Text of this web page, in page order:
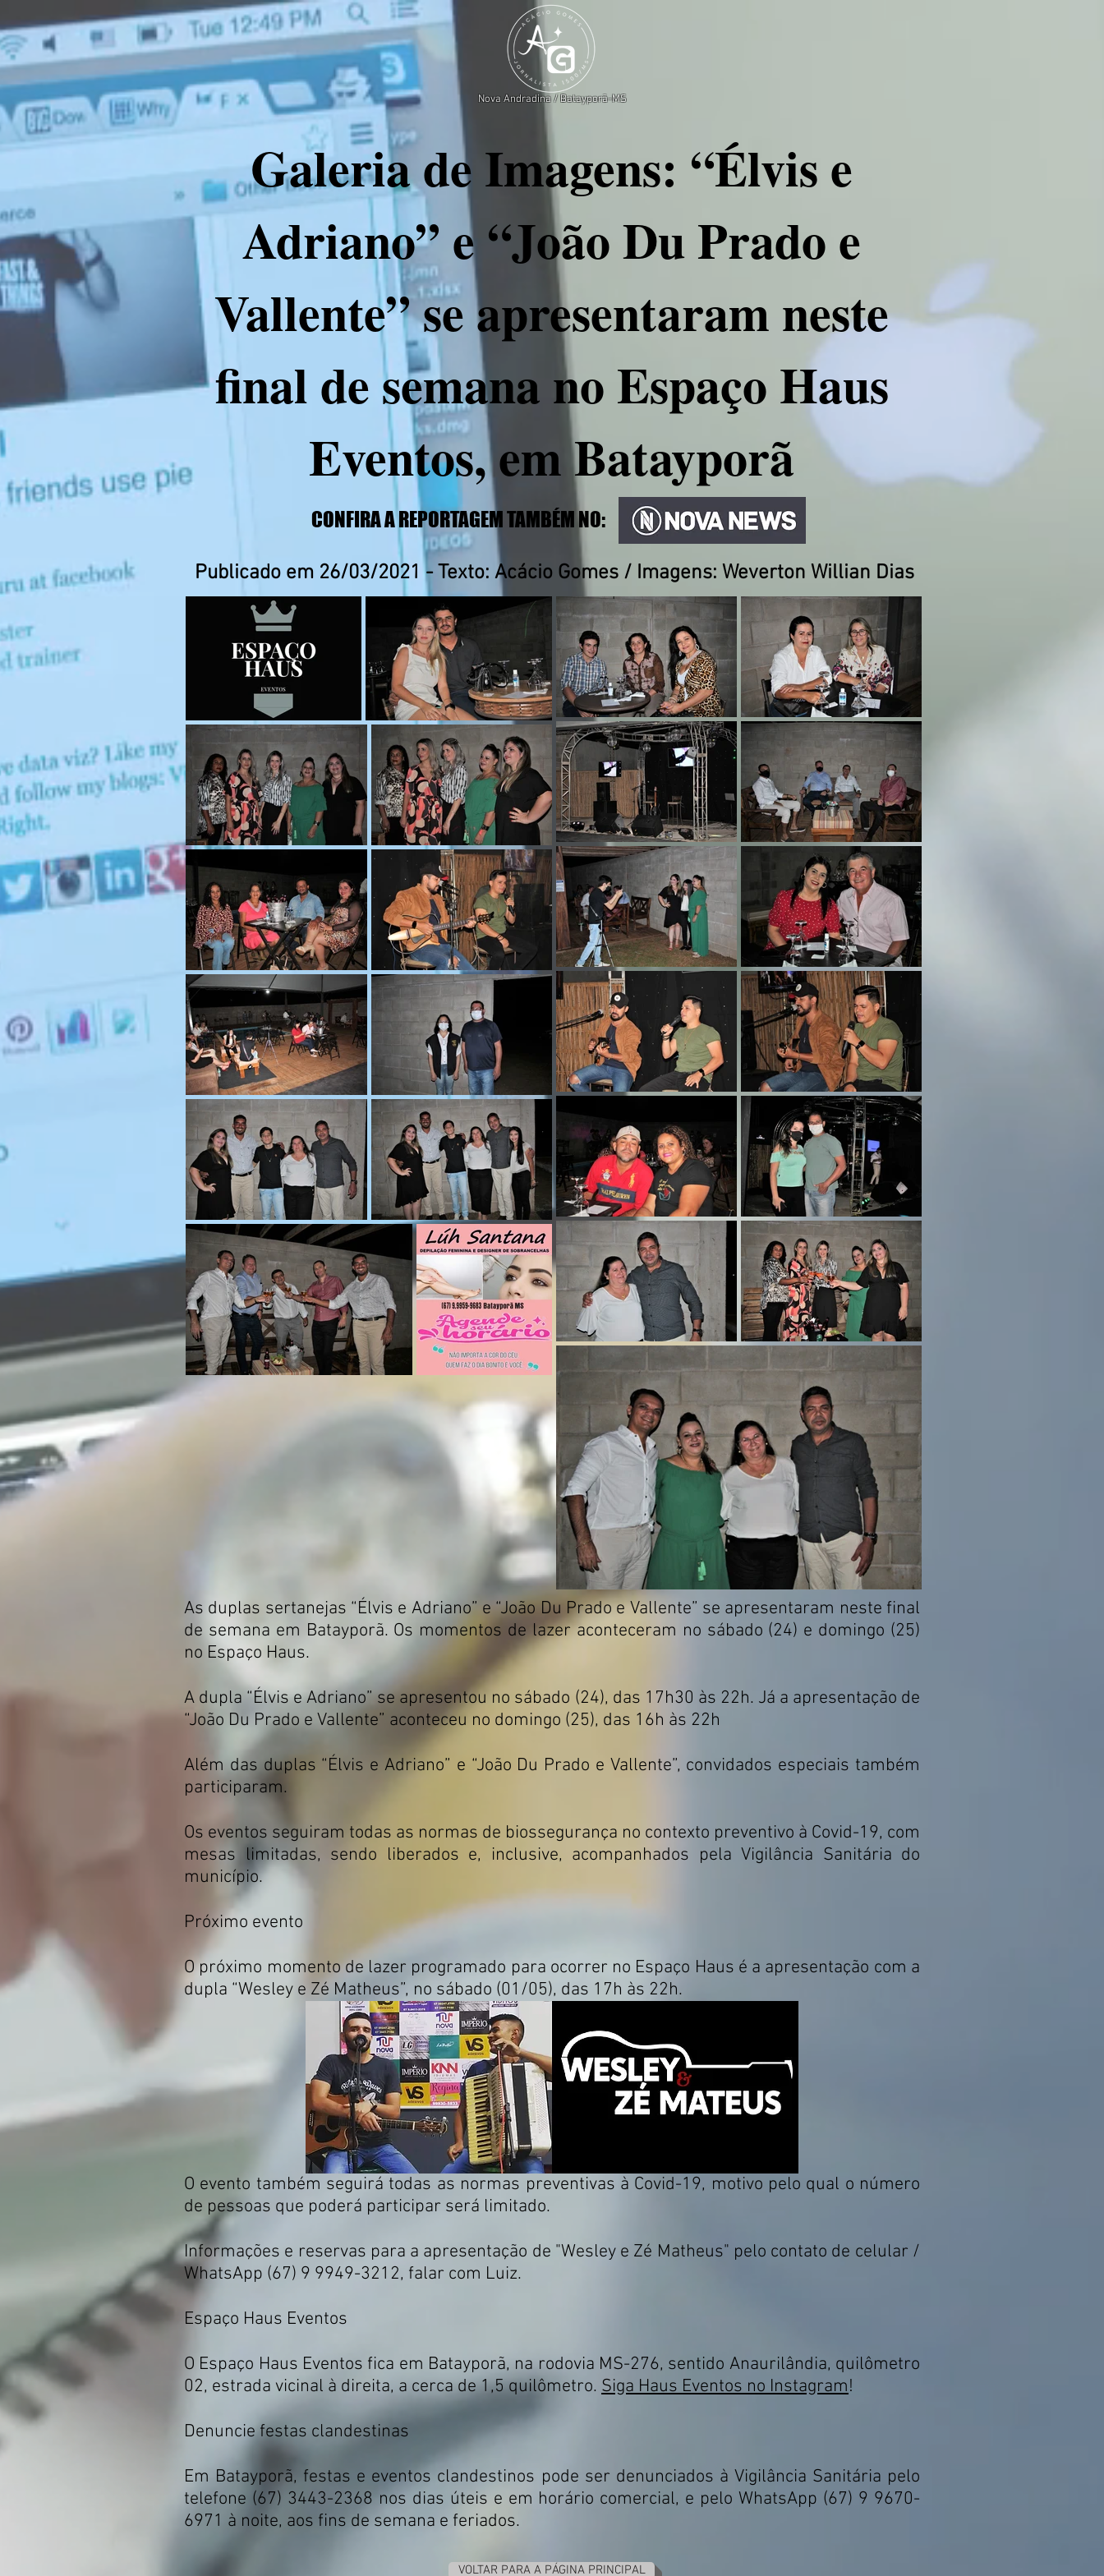
Nova Andradina / Batayporã-MS
Galeria de Imagens: “Élvis e
Adriano” e “João Du Prado e
Vallente” se apresentaram neste
final de semana no Espaço Haus
Eventos, em Batayporã
CONFIRA A REPORTAGEM TAMBÉM NO:
Publicado em 26/03/2021 - Texto: Acácio Gomes / Imagens: Weverton Willian Dias
As duplas sertanejas “Élvis e Adriano” e “João Du Prado e Vallente” se apresentaram neste final
de semana em Batayporã. Os momentos de lazer aconteceram no sábado (24) e domingo (25)
no Espaço Haus.
A dupla “Élvis e Adriano” se apresentou no sábado (24), das 17h30 às 22h. Já a apresentação de
“João Du Prado e Vallente” aconteceu no domingo (25), das 16h às 22h
Além das duplas “Élvis e Adriano” e “João Du Prado e Vallente”, convidados especiais também
participaram.
Os eventos seguiram todas as normas de biossegurança no contexto preventivo à Covid-19, com
mesas limitadas, sendo liberados e, inclusive, acompanhados pela Vigilância Sanitária do
município.
Próximo evento
O próximo momento de lazer programado para ocorrer no Espaço Haus é a apresentação com a
dupla “Wesley e Zé Matheus”, no sábado (01/05), das 17h às 22h.
O evento também seguirá todas as normas preventivas à Covid-19, motivo pelo qual o número
de pessoas que poderá participar será limitado.
Informações e reservas para a apresentação de "Wesley e Zé Matheus" pelo contato de celular /
WhatsApp (67) 9 9949-3212, falar com Luiz.
Espaço Haus Eventos
O Espaço Haus Eventos fica em Batayporã, na rodovia MS-276, sentido Anaurilândia, quilômetro
02, estrada vicinal à direita, a cerca de 1,5 quilômetro. Siga Haus Eventos no Instagram!
Denuncie festas clandestinas
Em Batayporã, festas e eventos clandestinos pode ser denunciados à Vigilância Sanitária pelo
telefone (67) 3443-2368 nos dias úteis e em horário comercial, e pelo WhatsApp (67) 9 9670-
6971 à noite, aos fins de semana e feriados.
VOLTAR PARA A PÁGINA PRINCIPAL